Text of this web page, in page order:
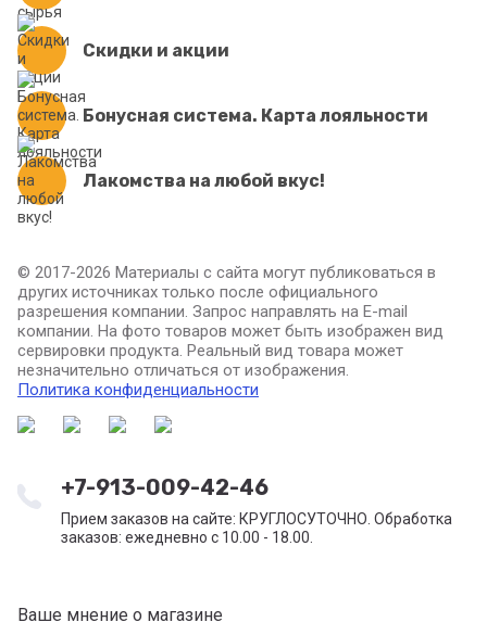
Скидки и акции
Бонусная система. Карта лояльности
Лакомства на любой вкус!
© 2017-2026 Материалы с сайта могут публиковаться в
других источниках только после официального
разрешения компании. Запрос направлять на E-mail
компании. На фото товаров может быть изображен вид
сервировки продукта. Реальный вид товара может
незначительно отличаться от изображения.
Политика конфиденциальности
+7-913-009-42-46
Прием заказов на сайте: КРУГЛОСУТОЧНО. Обработка
заказов: ежедневно с 10.00 - 18.00.
Ваше мнение о магазине